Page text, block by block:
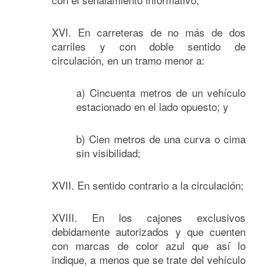
XVI. En carreteras de no más de dos
carriles y con doble sentido de
circulación, en un tramo menor a:
a) Cincuenta metros de un vehículo
estacionado en el lado opuesto; y
b) Cien metros de una curva o cima
sin visibilidad;
XVII. En sentido contrario a la circulación;
XVIII. En los cajones exclusivos
debidamente autorizados y que cuenten
con marcas de color azul que así lo
indique, a menos que se trate del vehículo